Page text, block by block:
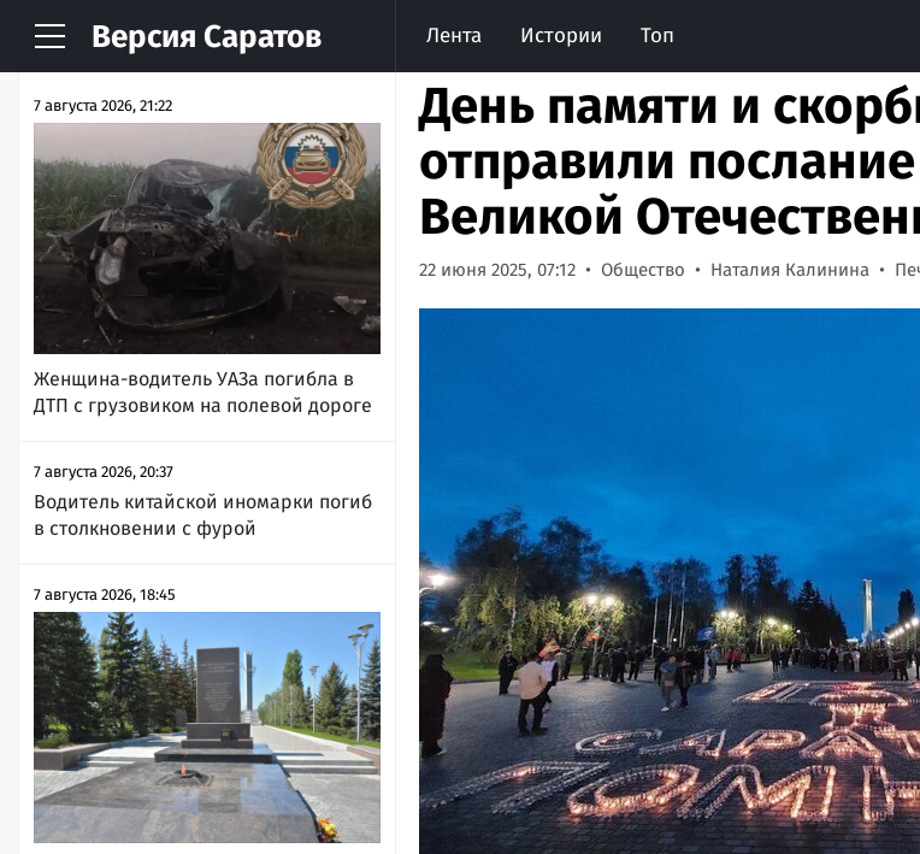
Версия Саратов Лента Истории Топ
НОВОСТИ АРХИВ
7 августа 2026, 21:22
Женщина-водитель УАЗа погибла в
ДТП с грузовиком на полевой дороге
7 августа 2026, 20:37
Водитель китайской иномарки погиб
в столкновении с фурой
7 августа 2026, 18:45
День памяти и
отправили
Великой
22 июня 2025, 07:12 Общество Наталия Калинина